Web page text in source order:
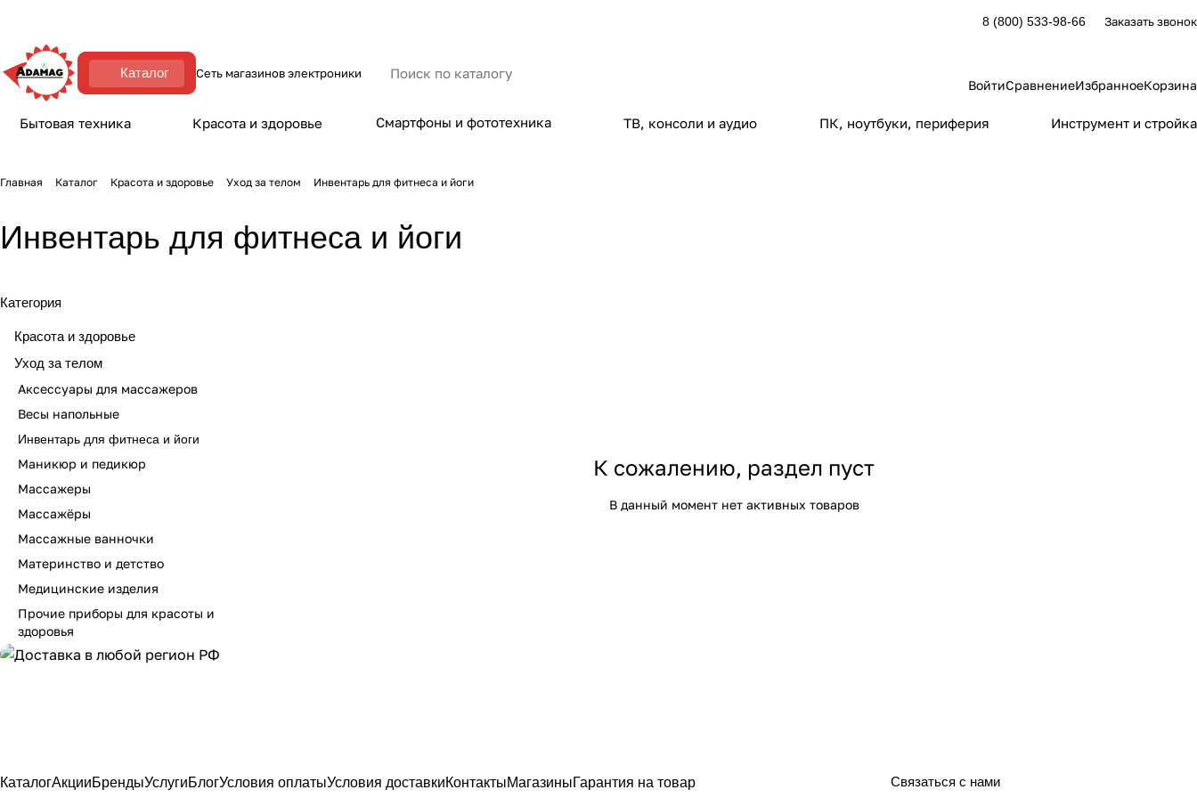
8 (800) 533-98-66 Заказать звонок
Каталог Сеть магазинов электроники
ВойтиСравнениеИзбранноеКорзина
Бытовая техника Красота и здоровье Смартфоны и фототехника ТВ, консоли и аудио ПК, ноутбуки, периферия Инструмент и стройка
Главная Каталог Красота и здоровье Уход за телом Инвентарь для фитнеса и йоги
Инвентарь для фитнеса и йоги
К сожалению, раздел пуст
В данный момент нет активных товаров
Категория
Красота и здоровье
Уход за телом
Аксессуары для массажеров
Весы напольные
Инвентарь для фитнеса и йоги
Маникюр и педикюр
Массажеры
Массажёры
Массажные ванночки
Материнство и детство
Медицинские изделия
Прочие приборы для красоты и
здоровья
КаталогАкцииБрендыУслугиБлогУсловия оплатыУсловия доставкиКонтактыМагазиныГарантия на товар Связаться с нами